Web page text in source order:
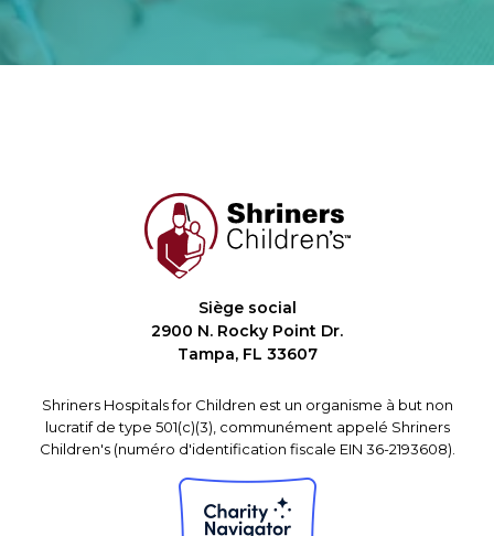
Siège social
2900 N. Rocky Point Dr.
Tampa, FL 33607
Shriners Hospitals for Children est un organisme à but non
lucratif de type 501(c)(3), communément appelé Shriners
Children's (numéro d'identification fiscale EIN 36-2193608).